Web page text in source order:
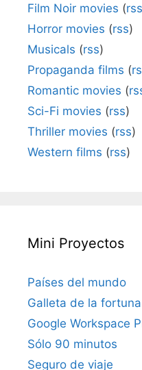
Film Noir movies (rss
Horror movies (rss)
Musicals (rss)
Propaganda films (
Romantic movies (
Sci-Fi movies (rss)
Thriller movies (rss)
Western films (rss)
Mini Proyectos
Países del mundo
Galleta de la fortuna
Google Workspace
Sólo 90 minutos
Seguro de viaje